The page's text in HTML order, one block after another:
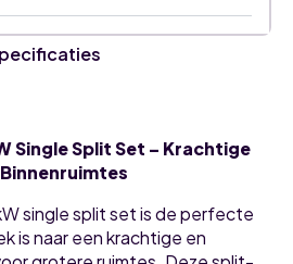
Single Split Set – Krachtige
single split set is de perfecte
is naar een krachtige en